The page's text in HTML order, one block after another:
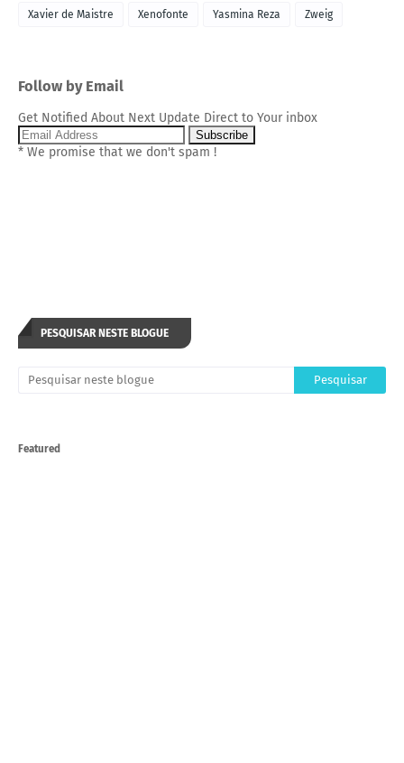
Xavier de Maistre Xenofonte Yasmina Reza Zweig
Follow by Email
Get Notified About Next Update Direct to Your inbox
* We promise that we don't spam !
PESQUISAR NESTE BLOGUE
Featured